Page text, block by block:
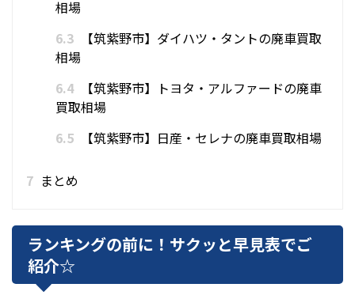
相場
6.3
【筑紫野市】ダイハツ・タントの廃車買取
相場
6.4
【筑紫野市】トヨタ・アルファードの廃車
買取相場
6.5
【筑紫野市】日産・セレナの廃車買取相場
7 まとめ
ランキングの前に！サクッと早見表でご
紹介☆